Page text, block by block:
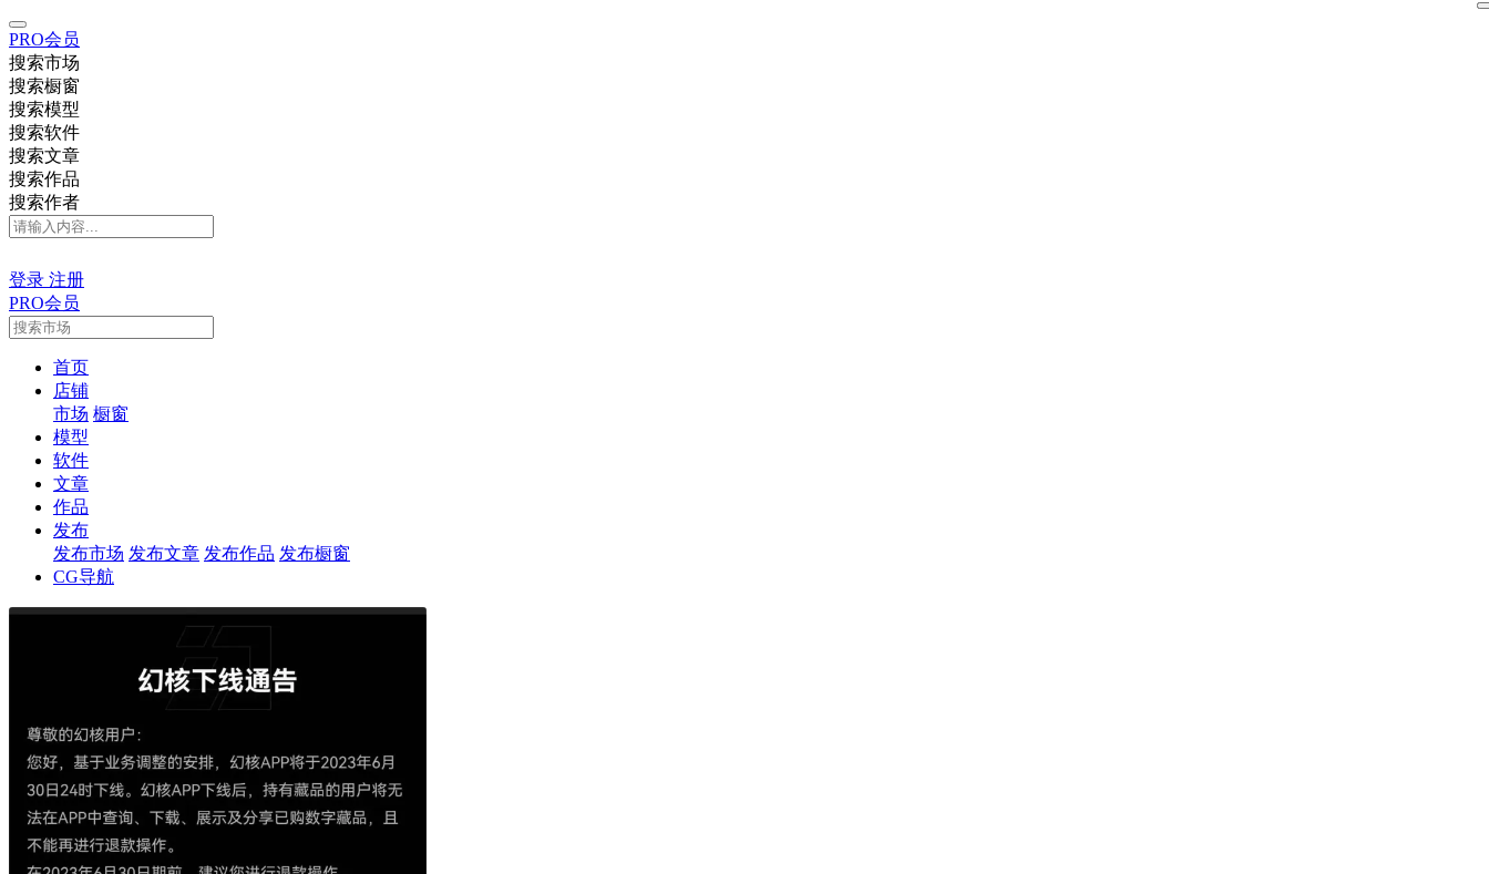
PRO会员
搜索市场
搜索橱窗
搜索模型
搜索软件
搜索文章
搜索作品
搜索作者
登录 注册
PRO会员
首页
店铺
市场 橱窗
模型
软件
文章
作品
发布
发布市场 发布文章 发布作品 发布橱窗
CG导航